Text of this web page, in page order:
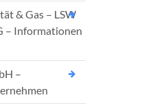
& Gas – LSW
– Informationen
–